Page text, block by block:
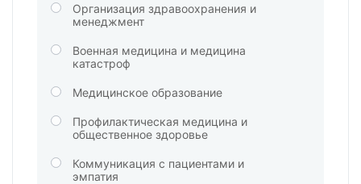
Организация здравоохранения и
менеджмент
Военная медицина и медицина
катастроф
Медицинское образование
Профилактическая медицина и
общественное здоровье
Коммуникация с пациентами и
эмпатия